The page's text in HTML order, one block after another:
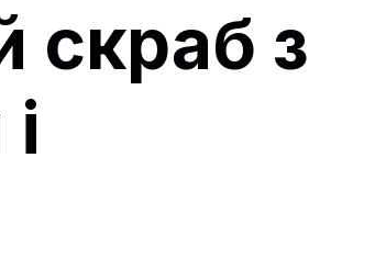
скраб з